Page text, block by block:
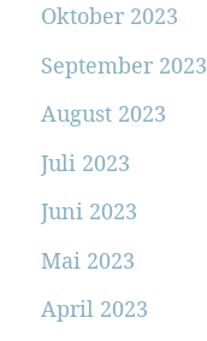
Oktober 2023
September 2023
August 2023
Juli 2023
Juni 2023
Mai 2023
April 2023